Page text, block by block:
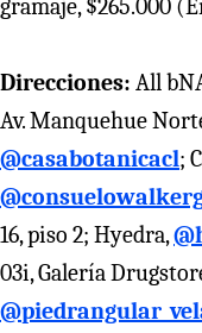
gramaje, $265.000
Direcciones: All
Av. Manquehue
@casabotanicacl;
16, piso 2; Hyedra,
03i, Galería